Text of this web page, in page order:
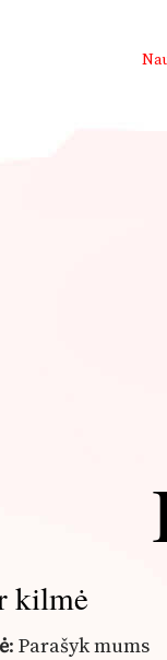
kilmė
: Parašyk mums